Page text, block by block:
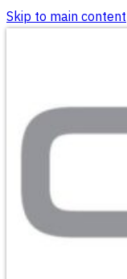
Skip to main content